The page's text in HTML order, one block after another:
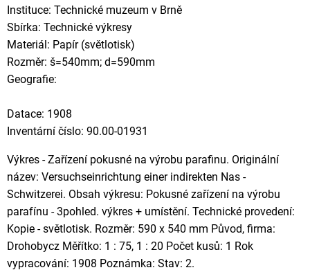
Instituce: Technické muzeum v Brně
Sbírka: Technické výkresy
Materiál: Papír (světlotisk)
Rozměr: š=540mm; d=590mm
Geografie:
Datace: 1908
Inventární číslo: 90.00-01931
Výkres - Zařízení pokusné na výrobu parafinu. Originální
název: Versuchseinrichtung einer indirekten Nas -
Schwitzerei. Obsah výkresu: Pokusné zařízení na výrobu
parafínu - 3pohled. výkres + umístění. Technické provedení:
Kopie - světlotisk. Rozměr: 590 x 540 mm Původ, firma:
Drohobycz Měřítko: 1 : 75, 1 : 20 Počet kusů: 1 Rok
vypracování: 1908 Poznámka: Stav: 2.